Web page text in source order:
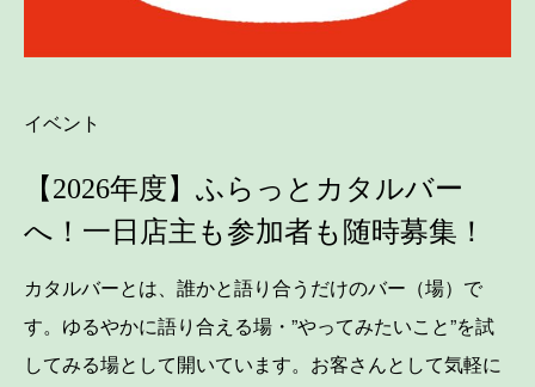
イベント
【2026年度】ふらっとカタルバー
へ！一日店主も参加者も随時募集！
カタルバーとは、誰かと語り合うだけのバー（場）で
す。ゆるやかに語り合える場・”やってみたいこと”を試
してみる場として開いています。お客さんとして気軽に